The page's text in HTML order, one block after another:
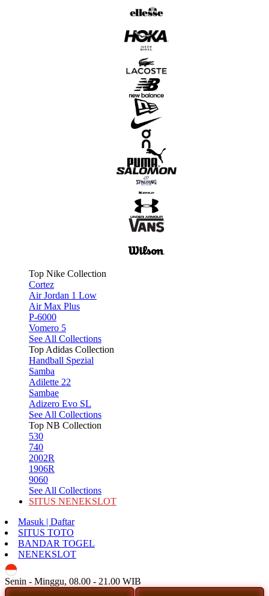
Top Nike Collection
Cortez
Air Jordan 1 Low
Air Max Plus
P-6000
Vomero 5
See All Collections
Top Adidas Collection
Handball Spezial
Samba
Adilette 22
Sambae
Adizero Evo SL
See All Collections
Top NB Collection
530
740
2002R
1906R
9060
See All Collections
SITUS NENEKSLOT
Masuk | Daftar
SITUS TOTO
BANDAR TOGEL
NENEKSLOT
Senin - Minggu, 08.00 - 21.00 WIB